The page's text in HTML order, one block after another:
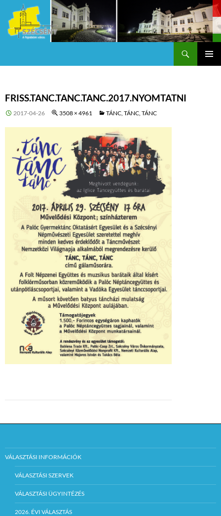
FRISS.TANC.TANC.TANC.2017.NYOMTATNI
2017-04-26 3508 × 4961 TÁNC, TÁNC, TÁNC
VÁLASZTÁSI INFORMÁCIÓK
VÁLASZTÁSI SZERVEK
VÁLASZTÁSI ÜGYINTÉZÉS
2026. ÉVI VÁLASZTÁS